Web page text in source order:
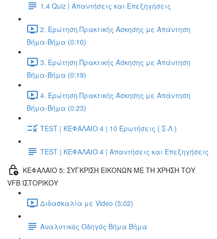
1.4 Quiz | Απαντήσεις και Επεξηγήσεις
2. Ερώτηση Πρακτικής Άσκησης με Απάντηση
Βήμα-Βήμα (0:10)
3. Ερώτηση Πρακτικής Άσκησης με Απάντηση
Βήμα-Βήμα (0:19)
4. Ερώτηση Πρακτικής Άσκησης με Απάντηση
Βήμα-Βήμα (0:23)
TEST | ΚΕΦΑΛΑΙΟ 4 | 10 Ερωτήσεις ( Σ-Λ )
TEST | ΚΕΦΑΛΑΙΟ 4 | Απαντήσεις και Επεξηγήσεις
ΚΕΦΑΛΑΙΟ 5: ΣΥΓΚΡΙΣΗ ΕΙΚΟΝΩΝ ΜΕ ΤΗ ΧΡΗΣΗ ΤΟΥ
VFB ΙΣΤΟΡΙΚΟΥ
Διδασκαλία με Video (5:02)
Αναλυτικός Οδηγός Βήμα Βήμα